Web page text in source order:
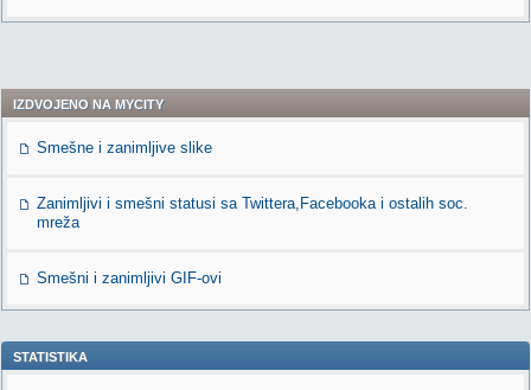
IZDVOJENO NA MYCITY
Smešne i zanimljive slike
Zanimljivi i smešni statusi sa Twittera,Facebooka i ostalih soc.
mreža
Smešni i zanimljivi GIF-ovi
STATISTIKA